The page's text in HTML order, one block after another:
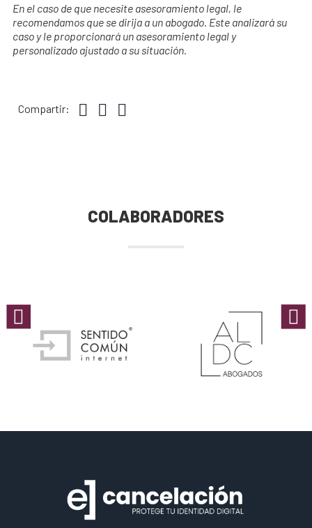
En el caso de que necesite asesoramiento legal, le
recomendamos que se dirija a un abogado. Este analizará su
caso y le proporcionará un asesoramiento legal y
personalizado ajustado a su situación.
Compartir:
COLABORADORES